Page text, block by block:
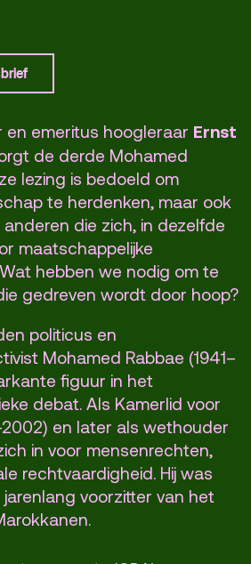
Adres, route en
parkeren
Kaartverkoopinfo
Faciliteiten &
toegankelijkheid
Huisregels
en emeritus hoogleraar Ernst
de derde Mohamed
lezing is bedoeld om
te herdenken, maar ook
die zich, in dezelfde
maatschappelijke
hebben we nodig om te
gedreven wordt door hoop?
politicus en
Mohamed Rabbae (1941–
figuur in het
debat. Als Kamerlid voor
en later als wethouder
in voor mensenrechten,
rechtvaardigheid. Hij was
voorzitter van het